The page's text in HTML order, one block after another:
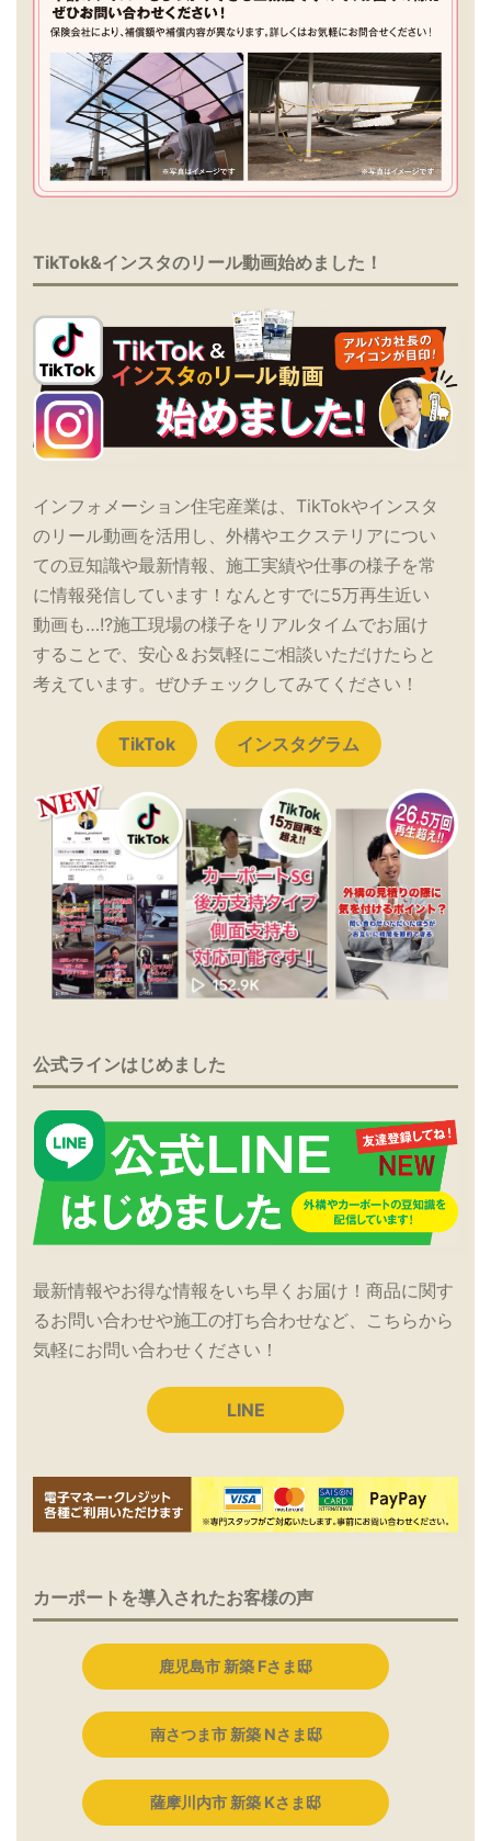
TikTok&インスタのリール動画始めました！
インフォメーション住宅産業は、TikTokやインスタ
のリール動画を活用し、外構やエクステリアについ
ての豆知識や最新情報、施工実績や仕事の様子を常
に情報発信しています！なんとすでに5万再生近い
動画も…!?施工現場の様子をリアルタイムでお届け
することで、安心＆お気軽にご相談いただけたらと
考えています。ぜひチェックしてみてください！
TikTok インスタグラム
公式ラインはじめました
最新情報やお得な情報をいち早くお届け！商品に関す
るお問い合わせや施工の打ち合わせなど、こちらから
気軽にお問い合わせください！
LINE
カーポートを導入されたお客様の声
鹿児島市 新築 Fさま邸
南さつま市 新築 Nさま邸
薩摩川内市 新築 Kさま邸